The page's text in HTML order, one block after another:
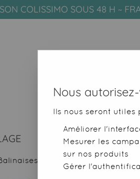
COLISSIMO SOUS 48 H ~
SERVIETTES
Robe paréos Kumasi
Nous
Ils nous seront utiles
Améliorer
Mesurer les
sur nos produits
Gérer